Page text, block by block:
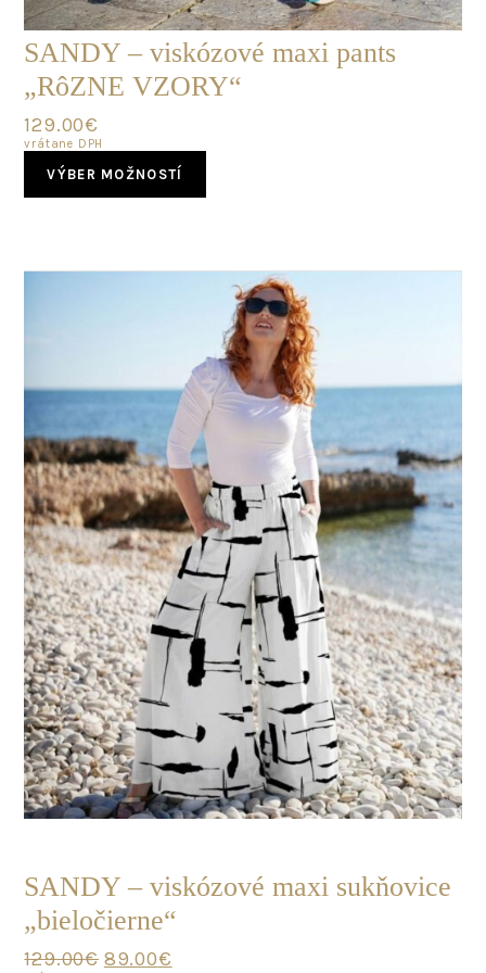
SANDY – viskózové maxi pants
„RôZNE VZORY“
129.00€
vrátane DPH
VÝBER MOŽNOSTÍ
The
options
may
be
chosen
on
the
product
page
SANDY – viskózové maxi sukňovice
„bieločierne“
129.00€ Original
89.00€